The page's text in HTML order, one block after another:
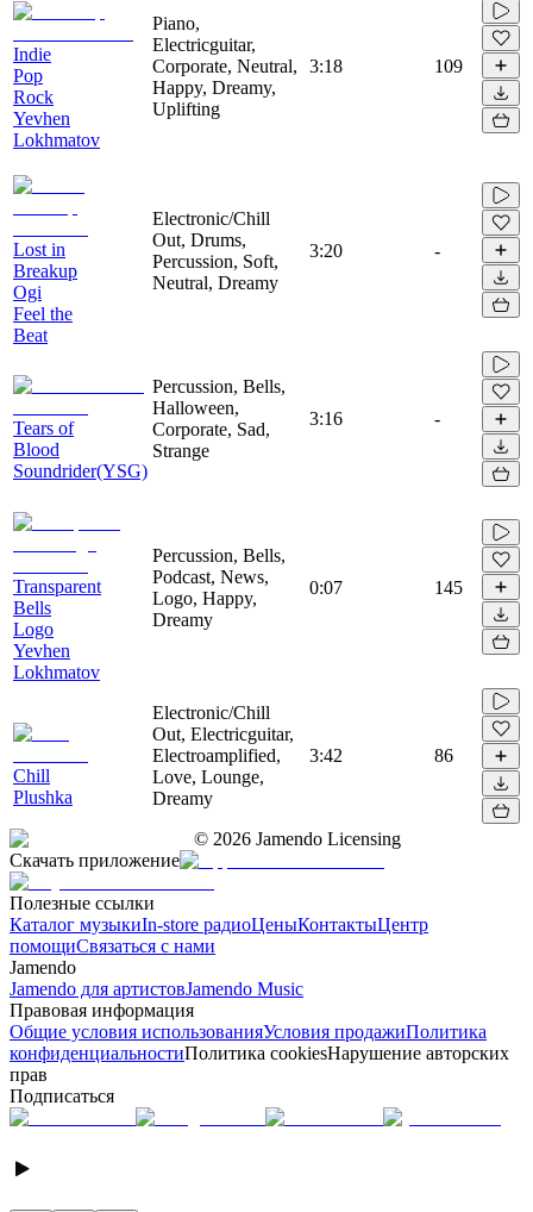
Indie
Pop
Rock
Yevhen
Lokhmatov
Piano,
Electricguitar,
Corporate, Neutral,
Happy, Dreamy,
Uplifting
3:18 109
Lost in
Breakup
Ogi
Feel the
Beat
Electronic/Chill
Out, Drums,
Percussion, Soft,
Neutral, Dreamy
3:20 -
Tears of
Blood
Soundrider(YSG)
Percussion, Bells,
Halloween,
Corporate, Sad,
Strange
3:16 -
Transparent
Bells
Logo
Yevhen
Lokhmatov
Percussion, Bells,
Podcast, News,
Logo, Happy,
Dreamy
0:07 145
Chill
Plushka
Electronic/Chill
Out, Electricguitar,
Electroamplified,
Love, Lounge,
Dreamy
3:42 86
© 2026 Jamendo Licensing
Скачать приложение
Полезные ссылки
Каталог музыкиIn-store радиоЦеныКонтактыЦентр
помощиСвязаться с нами
Jamendo
Jamendo для артистовJamendo Music
Правовая информация
Общие условия использованияУсловия продажиПолитика
конфиденциальностиПолитика cookiesНарушение авторских
прав
Подписаться